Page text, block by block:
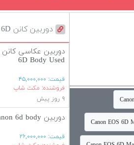
دوربین کانن 6D بدنه دست دوم
6D Body Used
قیمت: ۴۵,۰۰۰,۰۰۰
فروشنده: مکث شاپ
۹ روز پیش
دوربین canon 6d body
قیمت: ۲۶,۰۰۰,۰۰۰
Canon EOS 6D